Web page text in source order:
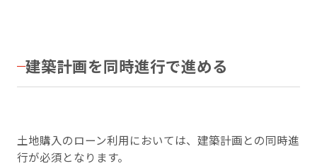
建築計画を同時進行で進める
土地購入のローン利用においては、建築計画との同時進
行が必須となります。